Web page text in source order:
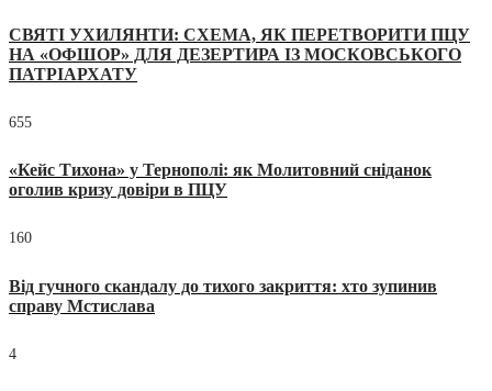
СВЯТІ УХИЛЯНТИ: СХЕМА, ЯК ПЕРЕТВОРИТИ ПЦУ
НА «ОФШОР» ДЛЯ ДЕЗЕРТИРА ІЗ МОСКОВСЬКОГО
ПАТРІАРХАТУ
655
«Кейс Тихона» у Тернополі: як Молитовний сніданок
оголив кризу довіри в ПЦУ
160
Від гучного скандалу до тихого закриття: хто зупинив
справу Мстислава
4